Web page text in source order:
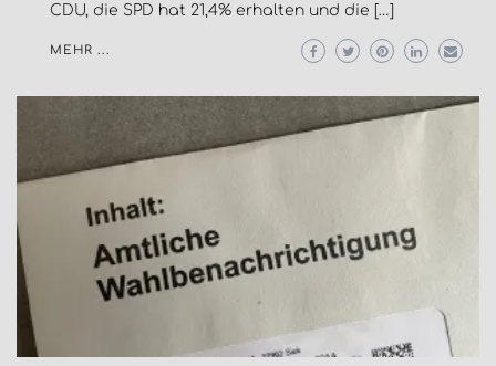
CDU, die SPD hat 21,4% erhalten und die […]
MEHR ...